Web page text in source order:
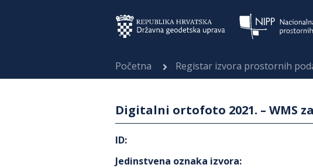
Početna Registar izvora prostornih
Digitalni ortofoto 2021. – WMS
ID:
Jedinstvena oznaka izvora: